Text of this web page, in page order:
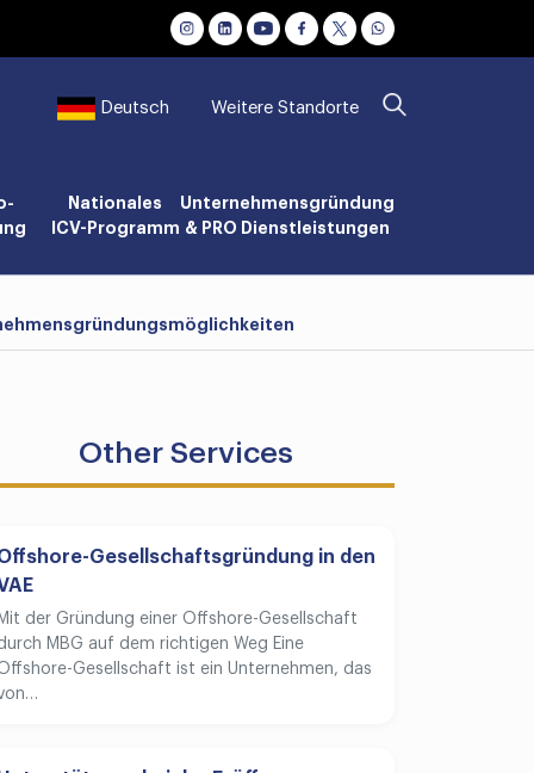
Deutsch Weitere Standorte
Nationales
ICV-Programm
Unternehmensgründung
& PRO Dienstleistungen
Other Services
Gesellschaftsgründung in den
der Gründung einer Offshore-Gesellschaft
MBG auf dem richtigen Weg Eine
Gesellschaft ist ein Unternehmen, das